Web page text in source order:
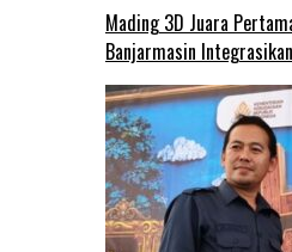
Mading 3D Juara
Banjarmasin